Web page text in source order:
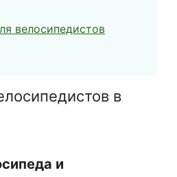
велосипедистов
в
и